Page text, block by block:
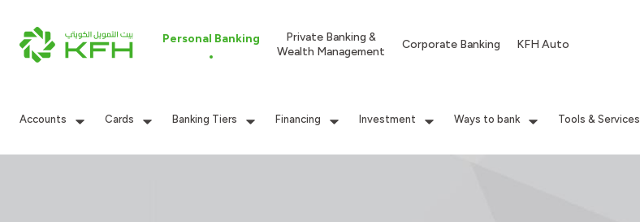
Personal Banking
Private Banking &
Wealth Management
Corporate Banking KFH Auto
Accounts Cards Banking Tiers Financing Investment Ways to bank Tools & Services